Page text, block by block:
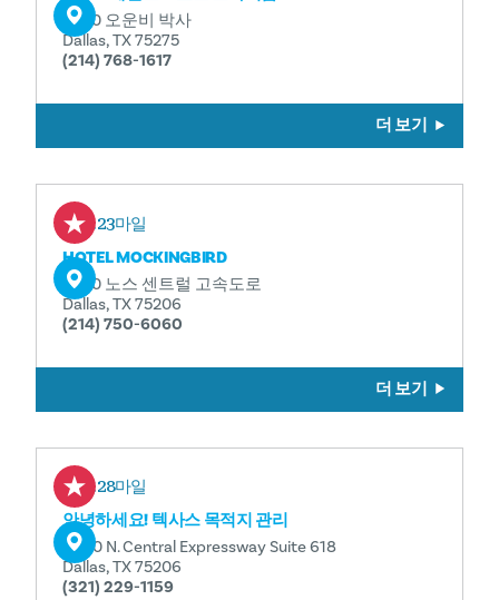
5800 오운비 박사
Dallas, TX 75275
(214) 768-1617
더 보기
0.23마일
HOTEL MOCKINGBIRD
6070 노스 센트럴 고속도로
Dallas, TX 75206
(214) 750-6060
더 보기
0.28마일
안녕하세요! 텍사스 목적지 관리
6060 N. Central Expressway Suite 618
Dallas, TX 75206
(321) 229-1159